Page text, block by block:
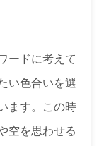
ードに考えて
い色合いを選
ます。この時
空を思わせる